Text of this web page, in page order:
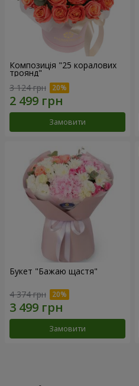
Композиція "25 коралових
троянд"
3 124 грн
Замовити
Букет "Бажаю щастя"
4 374 грн
Замовити